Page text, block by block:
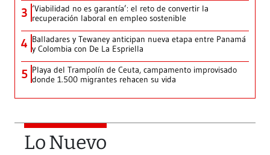
3 ‘Viabilidad no es garantía’: el reto de convertir la
recuperación laboral en empleo sostenible
4 Balladares y Tewaney anticipan nueva etapa entre Panamá
y Colombia con De La Espriella
5 Playa del Trampolín de Ceuta, campamento improvisado
donde 1.500 migrantes rehacen su vida
Lo Nuevo